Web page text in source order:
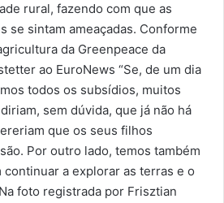
rural, fazendo com que as
se sintam ameaçadas. Conforme
da Greenpeace da
ao EuroNews “Se, de um dia
todos os subsídios, muitos
sem dúvida, que já não há
que os seus filhos
Por outro lado, temos também
a explorar as terras e o
foto registrada por Frisztian